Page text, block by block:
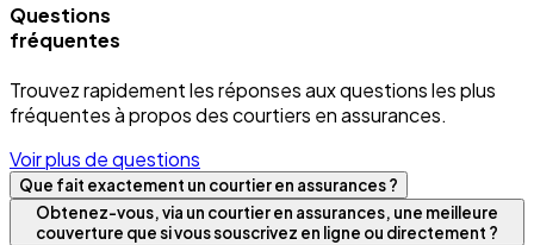
Questions
fréquentes
Trouvez rapidement les réponses aux questions les plus
fréquentes à propos des courtiers en assurances.
Voir plus de questions
Que fait exactement un courtier en assurances ?
Obtenez-vous, via un courtier en assurances, une meilleure
couverture que si vous souscrivez en ligne ou directement ?